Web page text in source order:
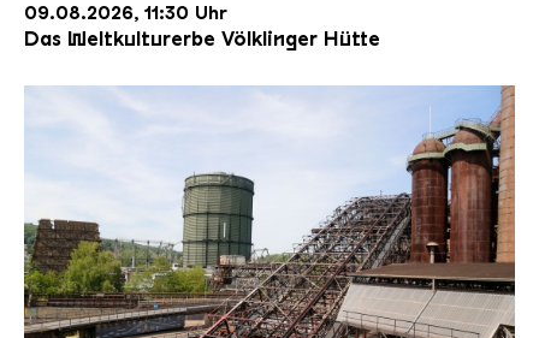
09.08.2026, 11:30 Uhr
Das Weltkulturerbe Völklinger Hütte